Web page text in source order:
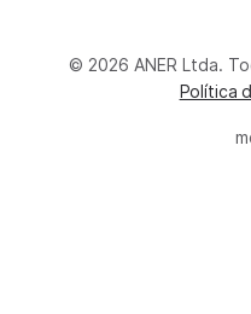
© 2026 ANER Ltda.
Política